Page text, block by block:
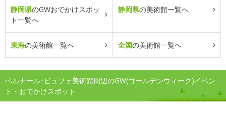
静岡県のGWおでかけスポッ
ト一覧へ
静岡県の美術館一覧へ
東海の美術館一覧へ 全国の美術館一覧へ
ベルナール･ビュフェ美術館周辺のGW(ゴールデンウィーク)イベン
ト・おでかけスポット